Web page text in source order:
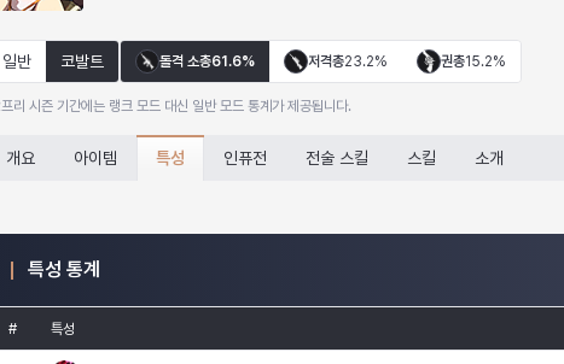
일반 코발트 돌격 소총61.6% 저격총23.2% 권총15.2%
프리 시즌 기간에는 랭크 모드 대신 일반 모드 통계가 제공됩니다.
개요 아이템 특성 인퓨전 전술 스킬 스킬 소개
특성 통계
# 특성